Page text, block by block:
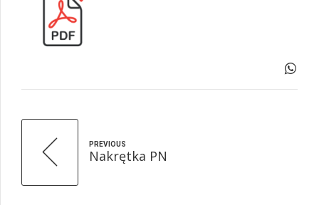
PREVIOUS
Nakrętka PN